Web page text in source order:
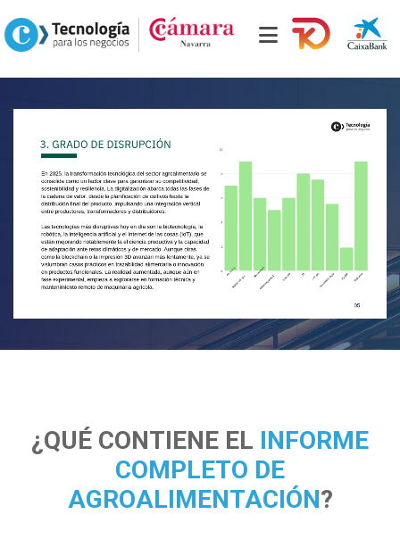
¿QUÉ CONTIENE EL INFORME
COMPLETO DE
AGROALIMENTACIÓN?